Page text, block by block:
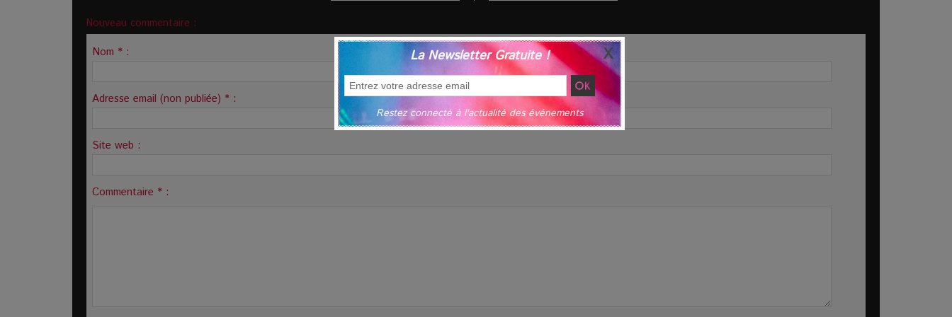
Nouveau commentaire :
Nom * :
Adresse email (non publiée) * :
Site web :
Commentaire * :
La Newsletter Gratuite !
Restez connecté à l'actualité des événements